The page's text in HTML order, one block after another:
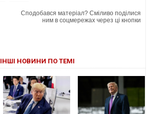
Сподобався матеріал? Сміливо поділися
ним в соцмережах через ці кнопки
ІНШІ НОВИНИ ПО ТЕМІ